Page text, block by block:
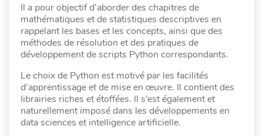
Il a pour objectif d’aborder des chapitres de
mathématiques et de statistiques descriptives en
rappelant les bases et les concepts, ainsi que des
méthodes de résolution et des pratiques de
développement de scripts Python correspondants.
Le choix de Python est motivé par les facilités
d’apprentissage et de mise en œuvre. Il contient des
librairies riches et étoffées. Il s’est également et
naturellement imposé dans les développements en
data sciences et intelligence artificielle.